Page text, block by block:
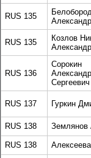
RUS 135
Александр
RUS 135
Козлов
RUS 136
Сорокин
Александр
Сергеевич
RUS 137 Гуркин
RUS 138
Землянов
RUS 138